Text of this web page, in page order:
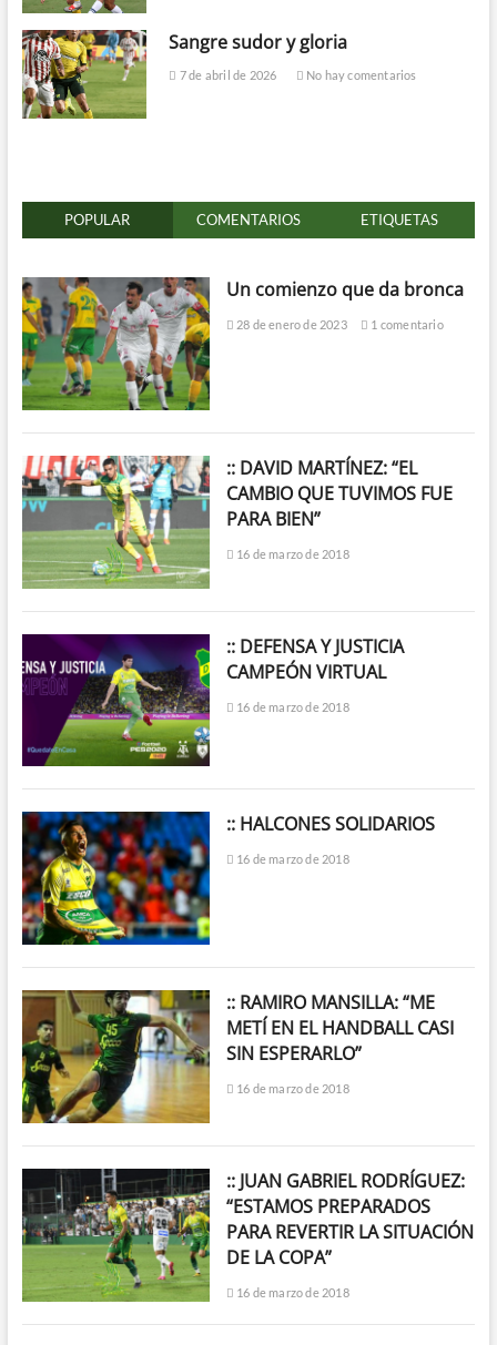
Sangre sudor y gloria
7 de abril de 2026 No hay comentarios
POPULAR COMENTARIOS ETIQUETAS
Un comienzo que da bronca
28 de enero de 2023 1 comentario
:: DAVID MARTÍNEZ: “EL
CAMBIO QUE TUVIMOS FUE
PARA BIEN”
16 de marzo de 2018
:: DEFENSA Y JUSTICIA
CAMPEÓN VIRTUAL
16 de marzo de 2018
:: HALCONES SOLIDARIOS
16 de marzo de 2018
:: RAMIRO MANSILLA: “ME
METÍ EN EL HANDBALL CASI
SIN ESPERARLO”
16 de marzo de 2018
:: JUAN GABRIEL RODRÍGUEZ:
“ESTAMOS PREPARADOS
PARA REVERTIR LA SITUACIÓN
DE LA COPA”
16 de marzo de 2018